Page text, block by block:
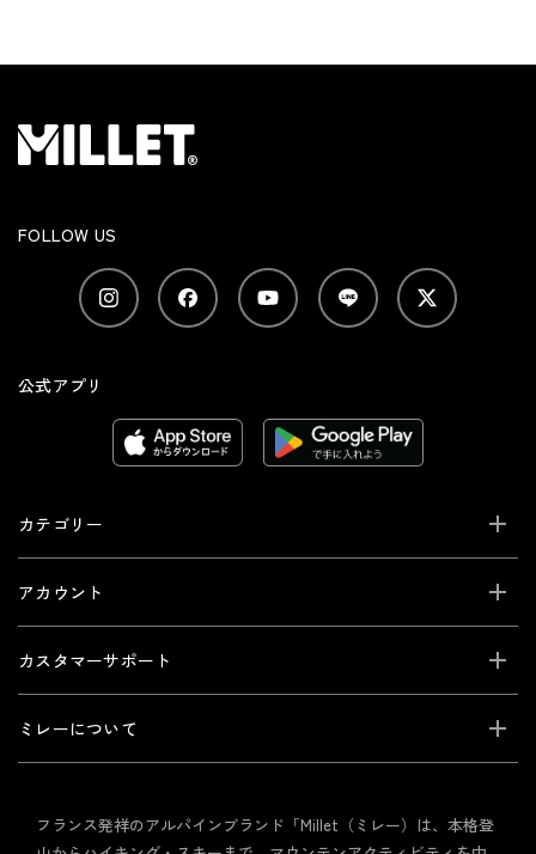
FOLLOW US
公式アプリ
カテゴリー
アカウント
カスタマーサポート
ミレーについて
フランス発祥のアルパインブランド「Millet（ミレー）は、本格登